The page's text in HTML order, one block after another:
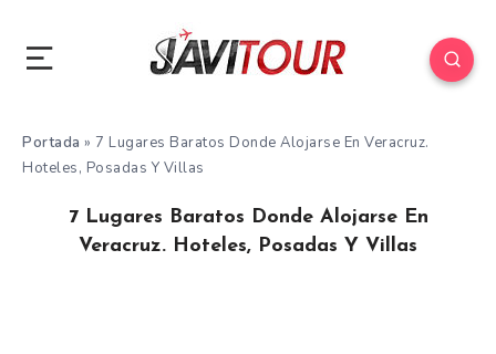
Portada » 7 Lugares Baratos Donde Alojarse En Veracruz.
Hoteles, Posadas Y Villas
7 Lugares Baratos Donde Alojarse En
Veracruz. Hoteles, Posadas Y Villas